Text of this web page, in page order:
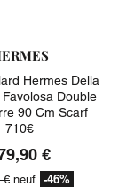
Hermes Della
Double
90 Cm Scarf
710€
€
€ neuf -46%